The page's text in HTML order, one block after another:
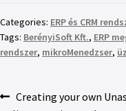
Categories: ERP és CRM
Tags: BerényiSoft Kft., ERP
rendszer, mikroMenedzser,
Creating your own Unas